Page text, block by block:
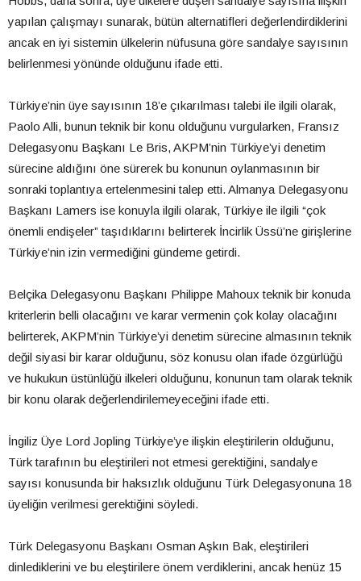
yapılan çalışmayı sunarak, bütün alternatifleri değerlendirdiklerini
ancak en iyi sistemin ülkelerin nüfusuna göre sandalye sayısının
belirlenmesi yönünde olduğunu ifade etti.
Türkiye’nin üye sayısının 18’e çıkarılması talebi ile ilgili olarak,
Paolo Alli, bunun teknik bir konu olduğunu vurgularken, Fransız
Delegasyonu Başkanı Le Bris, AKPM’nin Türkiye’yi denetim
sürecine aldığını öne sürerek bu konunun oylanmasının bir
sonraki toplantıya ertelenmesini talep etti. Almanya Delegasyonu
Başkanı Lamers ise konuyla ilgili olarak, Türkiye ile ilgili “çok
önemli endişeler” taşıdıklarını belirterek İncirlik Üssü’ne girişlerine
Türkiye’nin izin vermediğini gündeme getirdi.
Belçika Delegasyonu Başkanı Philippe Mahoux teknik bir konuda
kriterlerin belli olacağını ve karar vermenin çok kolay olacağını
belirterek, AKPM’nin Türkiye’yi denetim sürecine almasının teknik
değil siyasi bir karar olduğunu, söz konusu olan ifade özgürlüğü
ve hukukun üstünlüğü ilkeleri olduğunu, konunun tam olarak teknik
bir konu olarak değerlendirilemeyeceğini ifade etti.
İngiliz Üye Lord Jopling Türkiye’ye ilişkin eleştirilerin olduğunu,
Türk tarafının bu eleştirileri not etmesi gerektiğini, sandalye
sayısı konusunda bir haksızlık olduğunu Türk Delegasyonuna 18
üyeliğin verilmesi gerektiğini söyledi.
Türk Delegasyonu Başkanı Osman Aşkın Bak, eleştirileri
dinlediklerini ve bu eleştirilere önem verdiklerini, ancak henüz 15